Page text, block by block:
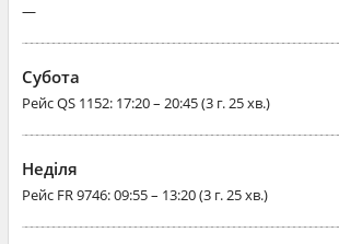
—
Субота
РейсQS 1152: 17:20 – 20:45 (3 г. 25 хв.)
Неділя
Рейс FR 9746: 09:55 – 13:20 (3 г. 25 хв.)